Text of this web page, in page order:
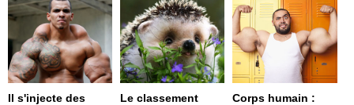
Il s'injecte des
Le classement
Corps humain :